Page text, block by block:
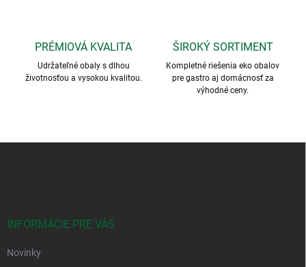
PRÉMIOVÁ KVALITA
Udržateľné obaly s dlhou
životnosťou a vysokou kvalitou.
ŠIROKÝ SORTIMENT
Kompletné riešenia eko obalov
pre gastro aj domácnosť za
výhodné ceny.
INFORMÁCIE PRE VÁS
Novinky